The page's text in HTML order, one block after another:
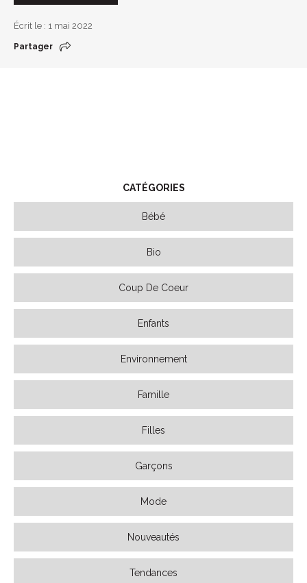
Écrit le : 1 mai 2022
Partager
CATÉGORIES
Bébé
Bio
Coup De Coeur
Enfants
Environnement
Famille
Filles
Garçons
Mode
Nouveautés
Tendances